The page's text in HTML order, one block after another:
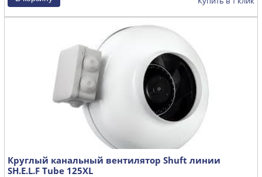
Круглый канальный вентилятор Shuft линии
SH.E.L.F Tube 125XL